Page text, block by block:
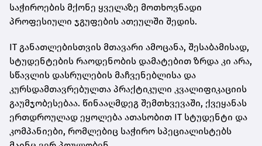
საჭიროების მქონე ყველაზე მოთხოვნადი
პროფესიული ჯგუფების ათეულში შედის.
IT განათლებისთვის მთავარი ამოცანა, შესაბამისად,
სტუდენტების რაოდენობის დამატებით ზრდა კი არა,
სწავლის დასრულების მაჩვენებლისა და
კურსდამთავრებულთა პრაქტიკული კვალიფიკაციის
გაუმჯობესებაა. წინააღმდეგ შემთხვევაში, ქვეყანას
ერთდროულად ეყოლება ათასობით IT სტუდენტი და
კომპანიები, რომლებიც საჭირო სპეციალისტებს